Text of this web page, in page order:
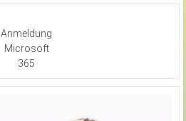
Anmeldung
Microsoft
365